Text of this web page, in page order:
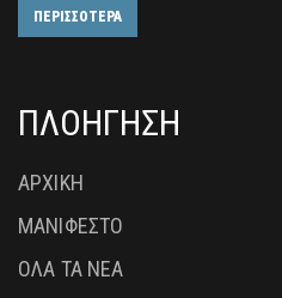
ΠΕΡΙΣΣΟΤΕΡΑ
ΠΛΟΗΓΗΣΗ
ΑΡΧΙΚΗ
ΜΑΝΙΦΕΣΤΟ
ΟΛΑ ΤΑ ΝΕΑ